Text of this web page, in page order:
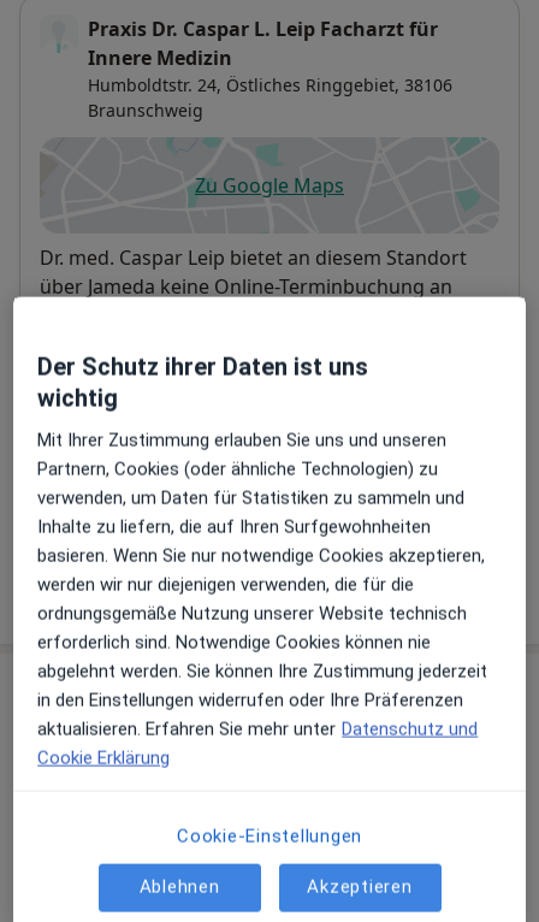
Praxis Dr. Caspar L. Leip Facharzt für
Innere Medizin
Humboldtstr. 24, Östliches Ringgebiet, 38106
Braunschweig
Zu Google Mapsöffnet in einer neuen
Verfügbarkeit
Dr. med. Caspar Leip bietet an diesem Standort
über Jameda keine Online-Terminbuchung an
Zahlungsmodalitäten (private Besuche)
Akzeptierte Versicherungen
Details
Telefonnummer
0531 3... Telefonnummer anzeigen
Mehr Details anzeigen
über die Adresse
Erfahrungen
30 Bewertungen
Der Schutz ihrer Daten ist uns
wichtig
Mit Ihrer Zustimmung erlauben Sie uns und unseren
Partnern, Cookies (oder ähnliche Technologien) zu
verwenden, um Daten für Statistiken zu sammeln und
Inhalte zu liefern, die auf Ihren Surfgewohnheiten
basieren. Wenn Sie nur notwendige Cookies akzeptieren,
werden wir nur diejenigen verwenden, die für die
ordnungsgemäße Nutzung unserer Website technisch
erforderlich sind. Notwendige Cookies können nie
abgelehnt werden. Sie können Ihre Zustimmung jederzeit
in den Einstellungen widerrufen oder Ihre Präferenzen
aktualisieren. Erfahren Sie mehr unter Datenschutz und
Cookie Erklärung
Cookie-Einstellungen
Ablehnen Akzeptieren